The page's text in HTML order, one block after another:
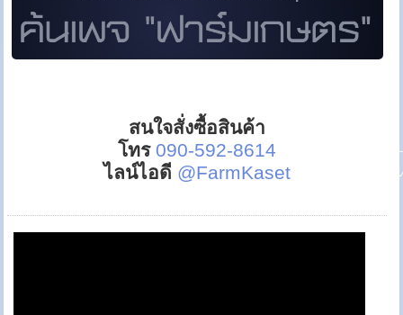
สนใจสั่งซื้อสินค้า
โทร 090-592-8614
ไลน์ไอดี @FarmKaset